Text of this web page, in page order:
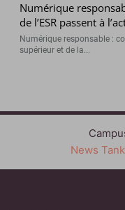
Numérique
de l’ESR passent à
Numérique responsable :
supérieur et de la...
News